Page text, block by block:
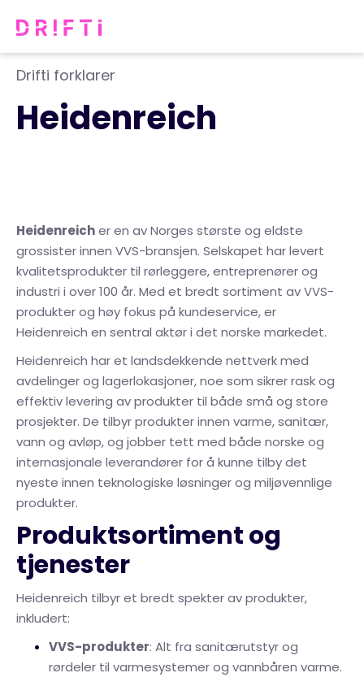
Drifti forklarer
Heidenreich
Heidenreicher en av Norges største og eldste
grossister innen VVS-bransjen. Selskapet har levert
kvalitetsprodukter til rørleggere, entreprenører og
industri i over 100 år. Med et bredt sortiment av VVS-
produkter og høy fokus på kundeservice, er
Heidenreich en sentral aktør i det norske markedet.
Heidenreich har et landsdekkende nettverk med
avdelinger og lagerlokasjoner, noe som sikrer rask og
effektiv levering av produkter til både små og store
prosjekter. De tilbyr produkter innen varme, sanitær,
vann og avløp, og jobber tett med både norske og
internasjonale leverandører for å kunne tilby det
nyeste innen teknologiske løsninger og miljøvennlige
produkter.
Produktsortiment og
tjenester
Heidenreich tilbyr et bredt spekter av produkter,
inkludert:
VVS-produkter: Alt fra sanitærutstyr og
rørdeler til varmesystemer og vannbåren varme.